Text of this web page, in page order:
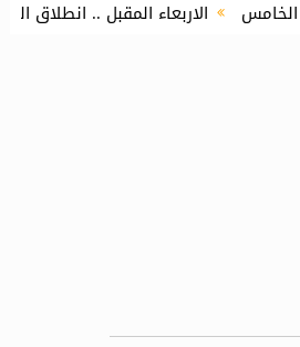
المقبل .. انطلاق الجمعيات العمومية